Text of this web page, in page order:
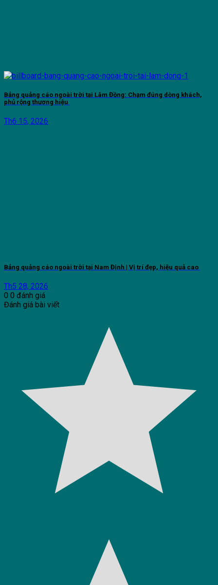
Bảng quảng cáo ngoài trời tại Lâm Đồng: Chạm đúng dòng khách,
phủ rộng thương hiệu
Th6 15, 2026
Bảng quảng cáo ngoài trời tại Nam Định | Vị trí đẹp, hiệu quả cao
Th5 28, 2026
0 0 đánh giá
Đánh giá bài viết